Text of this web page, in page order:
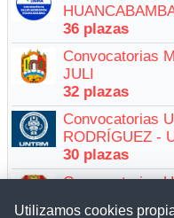
36 plazas
Convocatorias
JULI
32 plazas
Convocatorias
RODRÍGUEZ -
30 plazas
Convocatorias
Utilizamos cookies